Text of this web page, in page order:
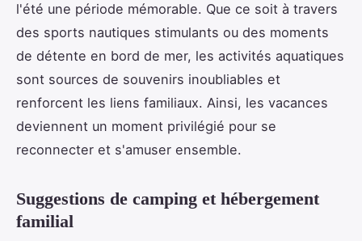
l'été une période mémorable. Que ce soit à travers
des sports nautiques stimulants ou des moments
de détente en bord de mer, les activités aquatiques
sont sources de souvenirs inoubliables et
renforcent les liens familiaux. Ainsi, les vacances
deviennent un moment privilégié pour se
reconnecter et s'amuser ensemble.
Suggestions de camping et hébergement
familial